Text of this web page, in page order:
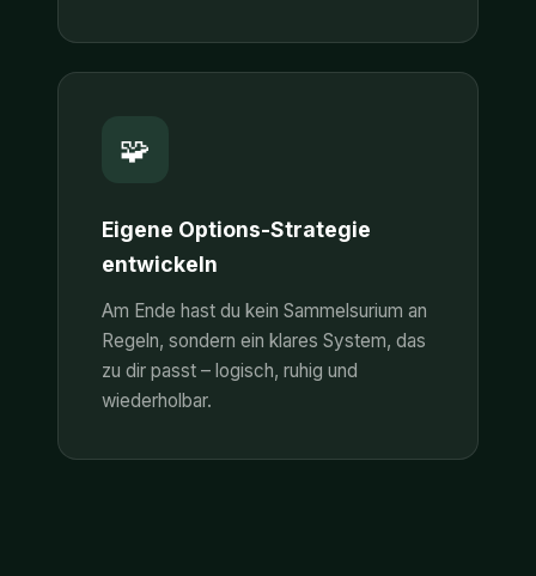
🧩
Eigene Options-Strategie
entwickeln
Am Ende hast du kein Sammelsurium an
Regeln, sondern ein klares System, das
zu dir passt – logisch, ruhig und
wiederholbar.